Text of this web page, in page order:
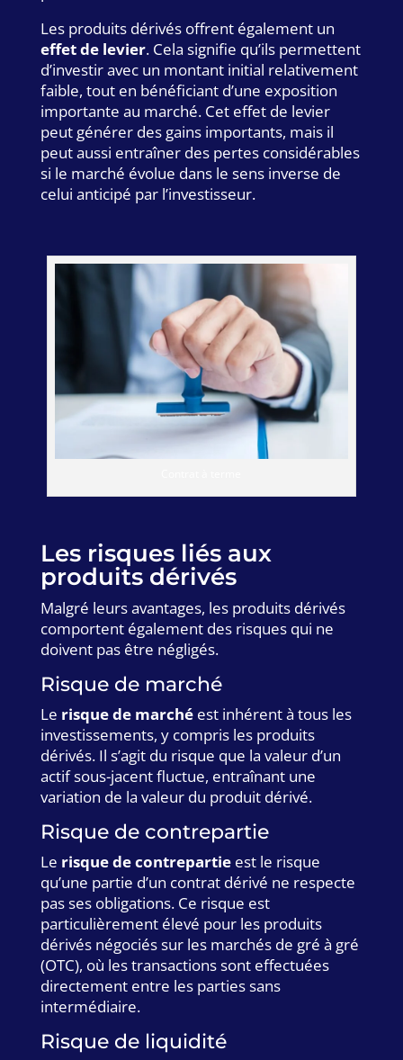
Les produits dérivés offrent également un
effet de levier. Cela signifie qu’ils permettent
d’investir avec un montant initial relativement
faible, tout en bénéficiant d’une exposition
importante au marché. Cet effet de levier
peut générer des gains importants, mais il
peut aussi entraîner des pertes considérables
si le marché évolue dans le sens inverse de
celui anticipé par l’investisseur.
Les risques liés aux
produits dérivés
Malgré leurs avantages, les produits dérivés
comportent également des risques qui ne
doivent pas être négligés.
Risque de marché
Le risque de marchéest inhérent à tous les
investissements, y compris les produits
dérivés. Il s’agit du risque que la valeur d’un
actif sous-jacent fluctue, entraînant une
variation de la valeur du produit dérivé.
Risque de contrepartie
Le risque de contrepartieest le risque
qu’une partie d’un contrat dérivé ne respecte
pas ses obligations. Ce risque est
particulièrement élevé pour les produits
dérivés négociés sur les marchés de gré à gré
(OTC), où les transactions sont effectuées
directement entre les parties sans
intermédiaire.
Risque de liquidité